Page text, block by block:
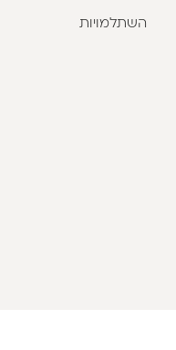
השתלמויות